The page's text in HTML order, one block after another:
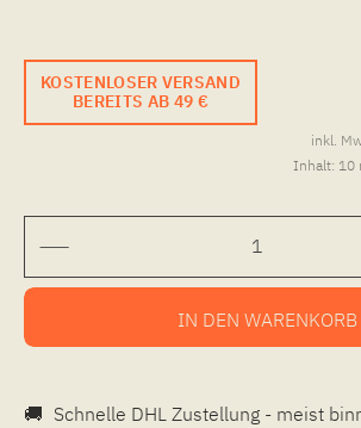
KOSTENLOSER VERSAND
BEREITS AB 49 €
inkl.
Inhalt: 10
IN DEN WARENKORB
🚚 Schnelle DHL Zustellung - meist